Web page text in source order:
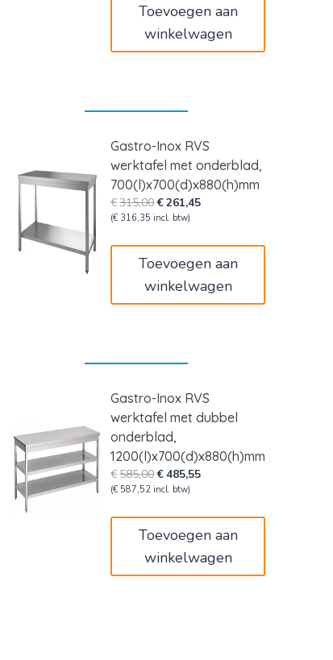
Toevoegen aan
winkelwagen
Gastro-Inox RVS
werktafel met onderblad,
700(l)x700(d)x880(h)mm
€315,00Oorspronkelijke
prijs
€261,45Huidige
(€ 316,35 incl. btw)
Toevoegen aan
winkelwagen
Gastro-Inox RVS
werktafel met dubbel
onderblad,
1200(l)x700(d)x880(h)mm
€585,00Oorspronkelijke
prijs
€485,55Huidige
(€ 587,52 incl. btw)
Toevoegen aan
winkelwagen